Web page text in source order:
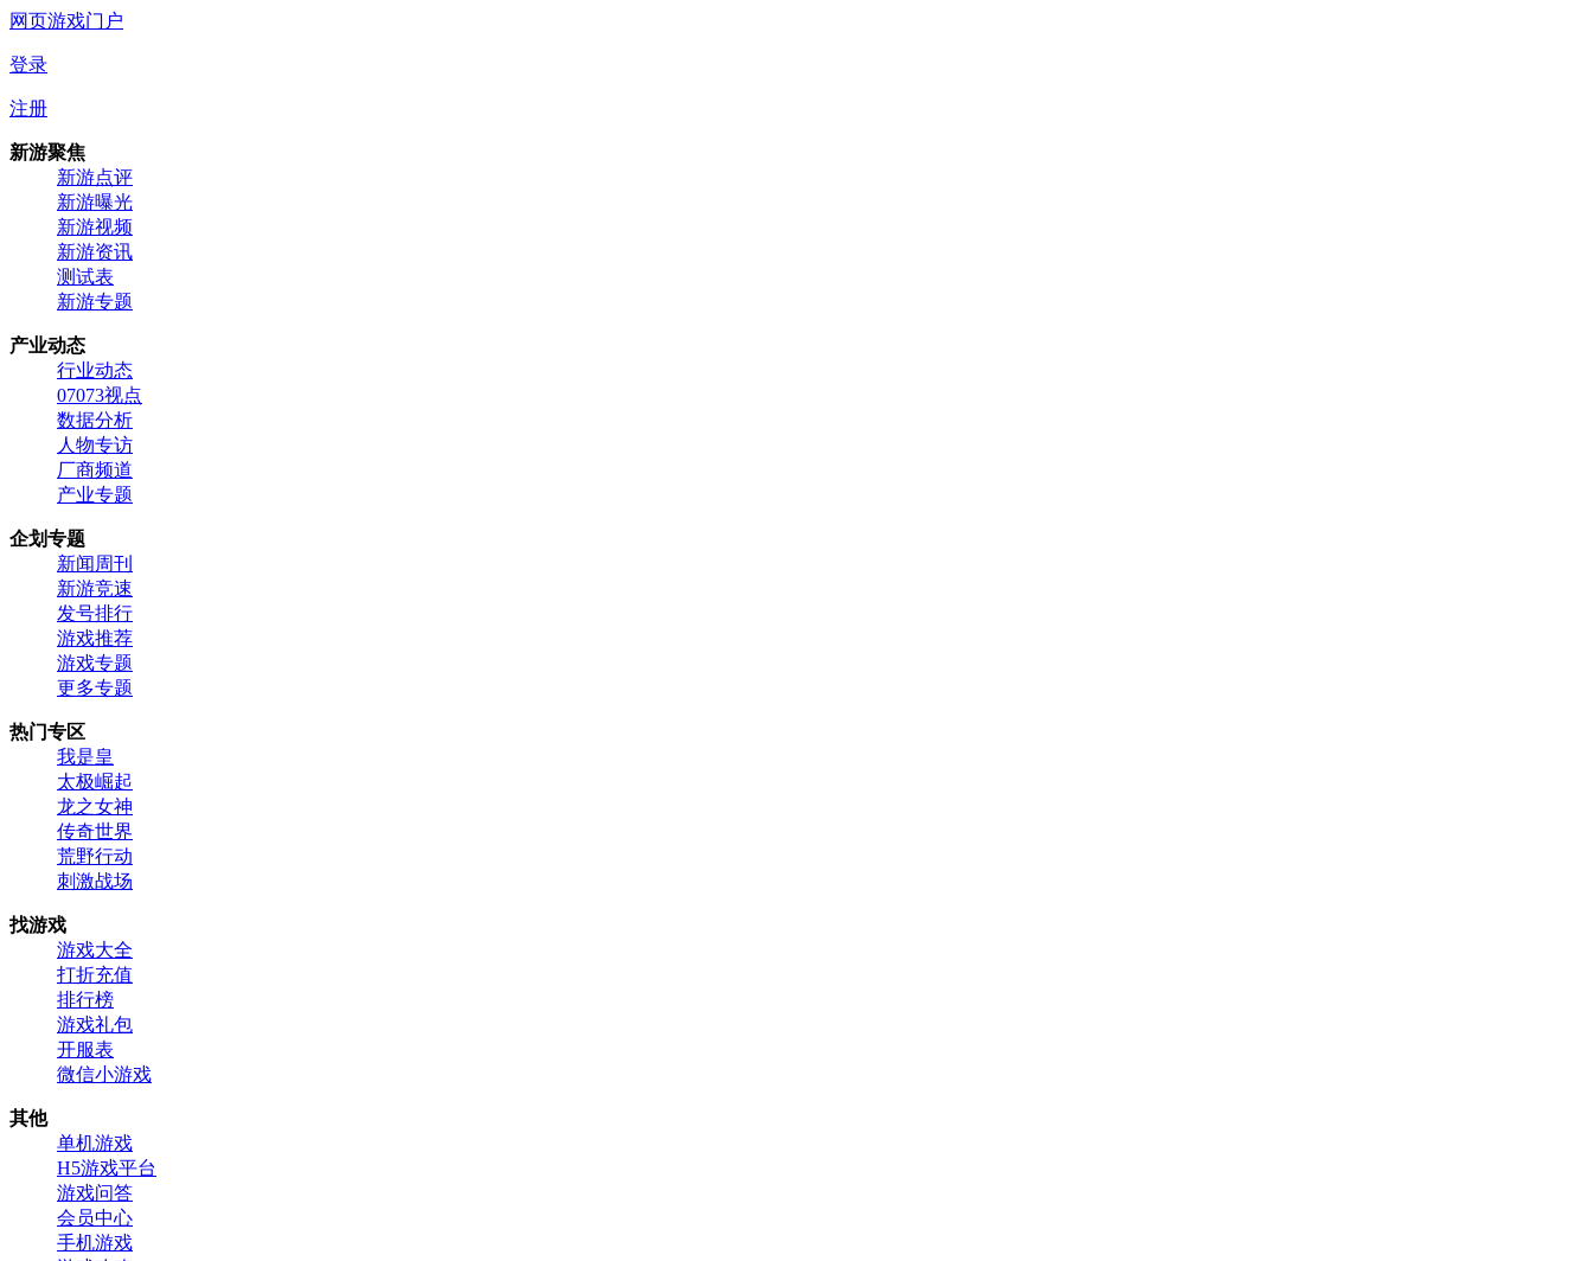
网页游戏门户
登录
注册
新游聚焦
新游点评
新游曝光
新游视频
新游资讯
测试表
新游专题
产业动态
行业动态
07073视点
数据分析
人物专访
厂商频道
产业专题
企划专题
新闻周刊
新游竞速
发号排行
游戏推荐
游戏专题
更多专题
热门专区
我是皇
太极崛起
龙之女神
传奇世界
荒野行动
刺激战场
找游戏
游戏大全
打折充值
排行榜
游戏礼包
开服表
微信小游戏
其他
单机游戏
H5游戏平台
游戏问答
会员中心
手机游戏